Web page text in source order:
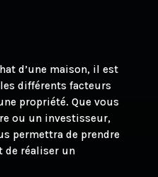
d’une maison, il est
différents facteurs
propriété. Que vous
ou un investisseur,
permettra de prendre
de réaliser un